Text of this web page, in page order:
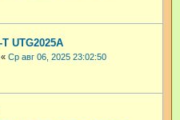
UTG2025A
« Ср авг 06, 2025 23:02:50